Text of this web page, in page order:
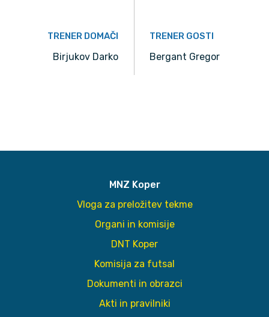
TRENER DOMAČI
Birjukov Darko
TRENER GOSTI
Bergant Gregor
MNZ Koper
Vloga za preložitev tekme
Organi in komisije
DNT Koper
Komisija za futsal
Dokumenti in obrazci
Akti in pravilniki